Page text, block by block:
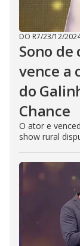
DO R7/23/12/
Sono de
vence a
do
Chance
O ator e
show rural